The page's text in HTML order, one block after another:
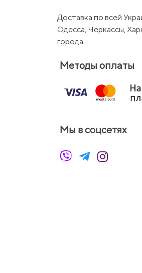
Доставка по всей
Одесса, Черкассы,
города.
Методы оплаты
Мы в соцсетях